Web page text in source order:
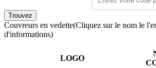
Couvreurs en vedette(Cliquez sur le nom le
d'informations)
LOGO